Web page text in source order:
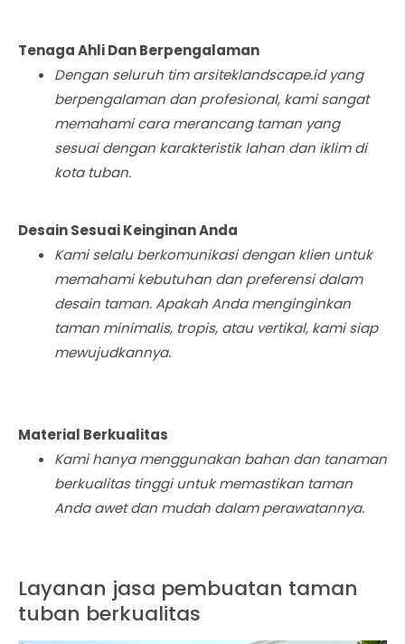
Tenaga Ahli Dan Berpengalaman
Dengan seluruh tim arsiteklandscape.id yang
berpengalaman dan profesional, kami sangat
memahami cara merancang taman yang
sesuai dengan karakteristik lahan dan iklim di
kota tuban.
Desain Sesuai Keinginan Anda
Kami selalu berkomunikasi dengan klien untuk
memahami kebutuhan dan preferensi dalam
desain taman. Apakah Anda menginginkan
taman minimalis, tropis, atau vertikal, kami siap
mewujudkannya.
Material Berkualitas
Kami hanya menggunakan bahan dan tanaman
berkualitas tinggi untuk memastikan taman
Anda awet dan mudah dalam perawatannya.
Layanan jasa pembuatan taman
tuban berkualitas